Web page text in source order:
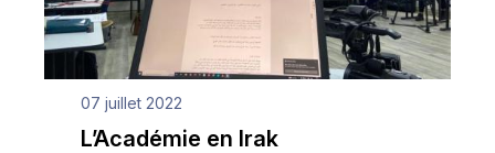
07 juillet 2022
L’Académie en Irak